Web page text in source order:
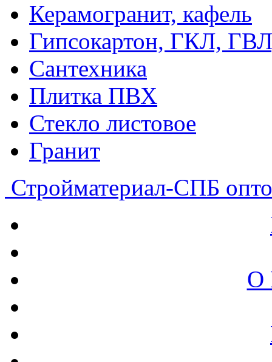
Керамогранит, кафель
Гипсокартон, ГКЛ,
Сантехника
Плитка ПВХ
Стекло листовое
Гранит
Стройматериал-СПБ
О